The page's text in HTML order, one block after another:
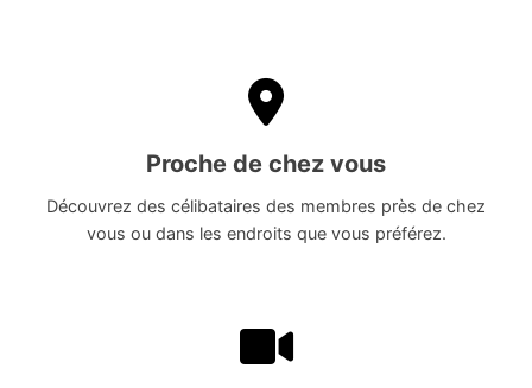
Proche de chez vous
Découvrez des célibataires des membres près de chez
vous ou dans les endroits que vous préférez.